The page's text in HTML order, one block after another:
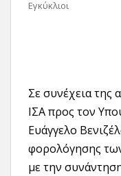
Εγκύκλιοι
Σε συνέχεια της
ΙΣΑ προς τον
Ευάγγελο
φορολόγησης
με την